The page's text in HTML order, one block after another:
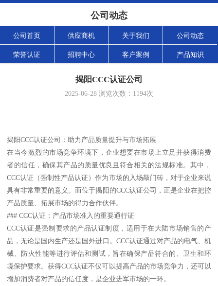
公司动态
公司首页 供应商机 关于我们 公司动态
荣誉认证 招聘中心 客户案例 产品知识
揭阳CCC认证公司
2025-06-28 浏览次数： 1194次
揭阳CCC认证公司：助力产品质量提升与市场拓展
在当今激烈的市场竞争环境下，企业想要在市场上立足并获得消费
者的信任，确保其产品的质量优良且符合相关的法规标准。其中，
CCC认证（强制性产品认证）作为市场的入场敲门砖，对于企业来说
具有非常重要的意义。而位于揭阳的CCC认证公司，正是企业在把控
产品质量、拓展市场的得力合作伙伴。
### CCC认证：产品市场准入的重要通行证
CCC认证是强制要求的产品认证制度，适用于在大陆市场销售的产
品，无论是国内生产还是国外进口。CCC认证通过对产品的电气、机
械、防火性能等进行评估和测试，旨在确保产品符合的、卫生和环
境保护要求。获得CCC认证不仅可以提高产品的市场竞争力，还可以
增加消费者对产品的信任度，是企业进军市场的一环。